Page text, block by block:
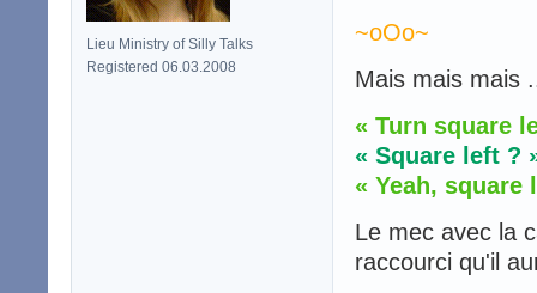
Lieu Ministry of Silly Talks
Registered 06.03.2008
~oOo~
Mais mais mais
« Turn square
« Square left ?
« Yeah,
Le mec avec la
raccourci qu'il